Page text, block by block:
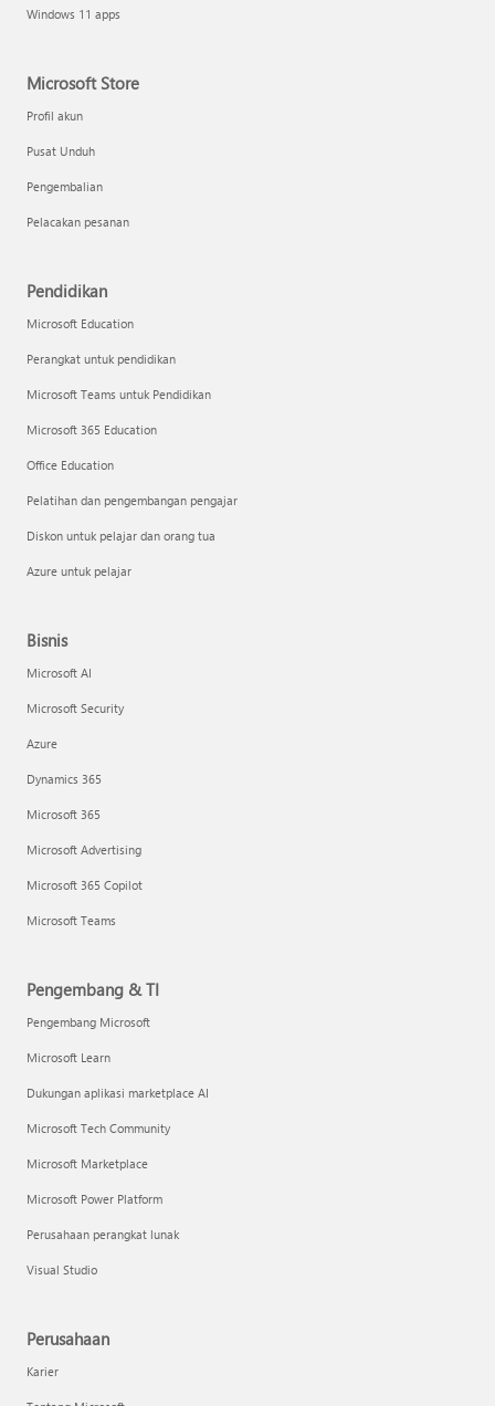
Windows 11 apps
Microsoft Store
Profil akun
Pusat Unduh
Pengembalian
Pelacakan pesanan
Pendidikan
Microsoft Education
Perangkat untuk pendidikan
Microsoft Teams untuk Pendidikan
Microsoft 365 Education
Office Education
Pelatihan dan pengembangan pengajar
Diskon untuk pelajar dan orang tua
Azure untuk pelajar
Bisnis
Microsoft AI
Microsoft Security
Azure
Dynamics 365
Microsoft 365
Microsoft Advertising
Microsoft 365 Copilot
Microsoft Teams
Pengembang & TI
Pengembang Microsoft
Microsoft Learn
Dukungan aplikasi marketplace AI
Microsoft Tech Community
Microsoft Marketplace
Microsoft Power Platform
Perusahaan perangkat lunak
Visual Studio
Perusahaan
Karier